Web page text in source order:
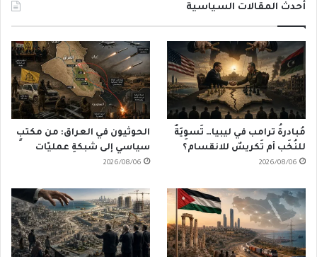
أحدث المقالات السياسية
مُبادرةُ ترامب في ليبيا… تَسوِيَةٌ
للنُخَب أم تَكريسٌ للانقسام؟
2026/08/06
الحوثيون في العراق: من مكتبٍ
سياسي إلى شبكةِ عمليّات
2026/08/06